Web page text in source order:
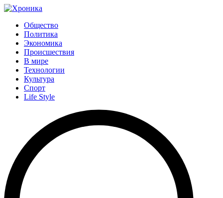
Общество
Политика
Экономика
Происшествия
В мире
Технологии
Культура
Спорт
Life Style